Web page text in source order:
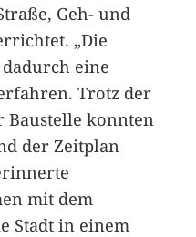
Geh- und
„Die
eine
Trotz der
Baustelle konnten
der Zeitplan
mit dem
Stadt in einem